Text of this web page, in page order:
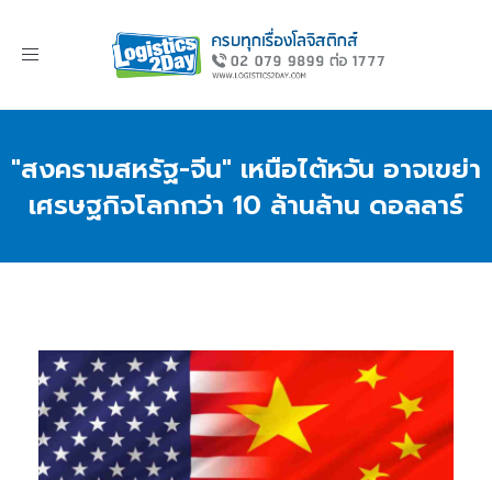
Toggle
"สงครามสหรัฐ-จีน" เหนือไต้หวัน อาจเขย่า
เศรษฐกิจโลกกว่า 10 ล้านล้าน ดอลลาร์